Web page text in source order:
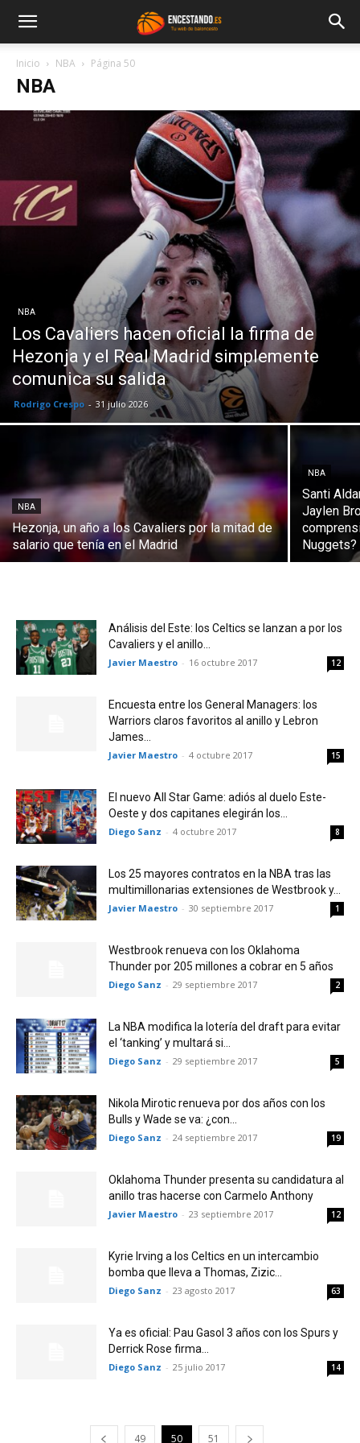
Inicio NBA Página 50
NBA
NBA
Los Cavaliers hacen oficial la firma de
Hezonja y el Real Madrid simplemente
comunica su salida
Rodrigo Crespo - 31 julio 2026
NBA
Hezonja, un año a los Cavaliers por la mitad de
salario que tenía en el Madrid
NBA
Santi
Jaylen
Nuggets?
Análisis del Este: los Celtics se lanzan a por los
Cavaliers y el anillo...
Javier Maestro - 16 octubre 2017 12
Encuesta entre los General Managers: los
Warriors claros favoritos al anillo y Lebron
James...
Javier Maestro - 4 octubre 2017 15
El nuevo All Star Game: adiós al duelo Este-
Oeste y dos capitanes elegirán los...
Diego Sanz - 4 octubre 2017 8
Los 25 mayores contratos en la NBA tras las
multimillonarias extensiones de Westbrook y...
Javier Maestro - 30 septiembre 2017 1
Westbrook renueva con los Oklahoma
Thunder por 205 millones a cobrar en 5 años
Diego Sanz - 29 septiembre 2017 2
La NBA modifica la lotería del draft para evitar
el ‘tanking’ y multará si...
Diego Sanz - 29 septiembre 2017 5
Nikola Mirotic renueva por dos años con los
Bulls y Wade se va: ¿con...
Diego Sanz - 24 septiembre 2017 19
Oklahoma Thunder presenta su candidatura al
anillo tras hacerse con Carmelo Anthony
Javier Maestro - 23 septiembre 2017 12
Kyrie Irving a los Celtics en un intercambio
bomba que lleva a Thomas, Zizic...
Diego Sanz - 23 agosto 2017 63
Ya es oficial: Pau Gasol 3 años con los Spurs y
Derrick Rose firma...
Diego Sanz - 25 julio 2017 14
49 50 51